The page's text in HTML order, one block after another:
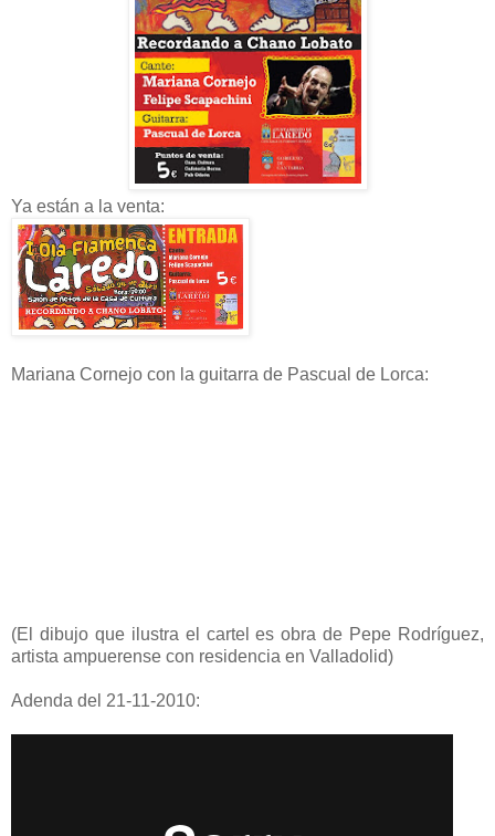
Ya están a la venta:
Mariana Cornejo con la guitarra de Pascual de Lorca:
(El dibujo que ilustra el cartel es obra de Pepe Rodríguez,
artista ampuerense con residencia en Valladolid)
Adenda del 21-11-2010: